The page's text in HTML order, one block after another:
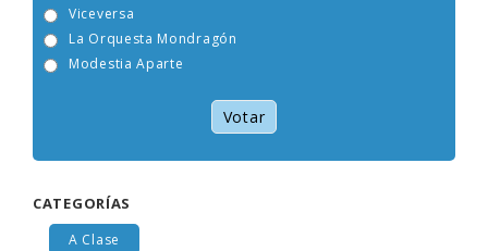
Viceversa
La Orquesta Mondragón
Modestia Aparte
Votar
CATEGORÍAS
A Clase